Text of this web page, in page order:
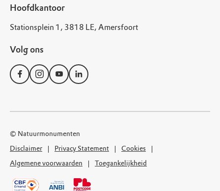
Hoofdkantoor
Stationsplein 1, 3818 LE, Amersfoort
Volg ons
© Natuurmonumenten
Disclaimer
Privacy Statement
Cookies
Algemene voorwaarden
Toegankelijkheid